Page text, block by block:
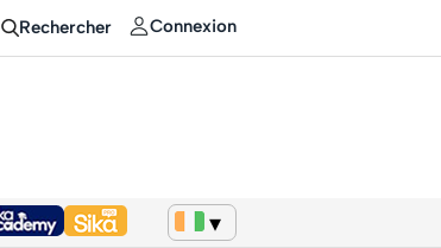
Rechercher Connexion